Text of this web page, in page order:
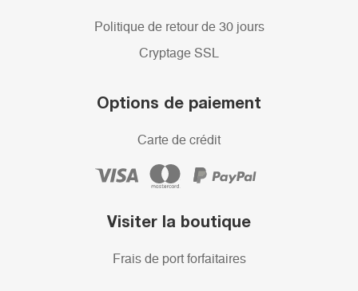
Politique de retour de 30 jours
Cryptage SSL
Options de paiement
Carte de crédit
Visiter la boutique
Frais de port forfaitaires